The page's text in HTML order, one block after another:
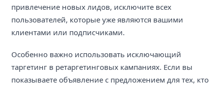
привлечение новых лидов, исключите всех
пользователей, которые уже являются вашими
клиентами или подписчиками.
Особенно важно использовать исключающий
таргетинг в ретаргетинговых кампаниях. Если вы
показываете объявление с предложением для тех, кто